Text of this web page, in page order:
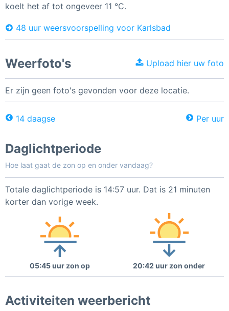
koelt het af tot ongeveer 11 °C.
48 uur weersvoorspelling voor Karlsbad
Weerfoto's Upload hier uw foto
Er zijn geen foto's gevonden voor deze locatie.
14 daagse Per uur
Daglichtperiode
Hoe laat gaat de zon op en onder vandaag?
Totale daglichtperiode is 14:57 uur. Dat is 21 minuten
korter dan vorige week.
05:45 uur zon op 20:42 uur zon onder
Activiteiten weerbericht